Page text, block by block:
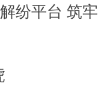
纷平台 筑